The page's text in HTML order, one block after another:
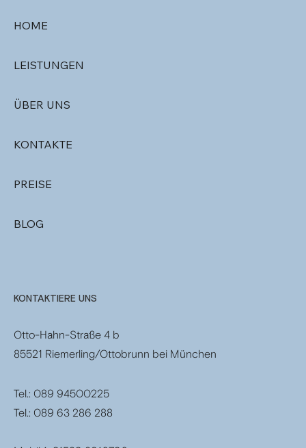
HOME
LEISTUNGEN
ÜBER UNS
KONTAKTE
PREISE
BLOG
KONTAKTIERE UNS
Otto-Hahn-Straße 4 b
85521 Riemerling/Ottobrunn bei München
Tel.: 089 94500225
Tel.: 089 63 286 288